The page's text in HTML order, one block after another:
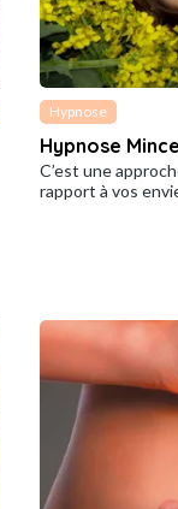
Hypnose
Hypnose
C’est une
rapport à vos